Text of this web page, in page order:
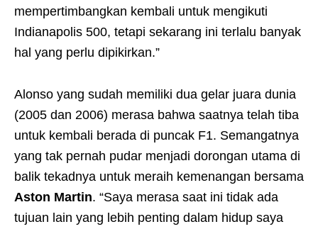
mempertimbangkan kembali untuk mengikuti
Indianapolis 500, tetapi sekarang ini terlalu banyak
hal yang perlu dipikirkan.”
Alonso yang sudah memiliki dua gelar juara dunia
(2005 dan 2006) merasa bahwa saatnya telah tiba
untuk kembali berada di puncak F1. Semangatnya
yang tak pernah pudar menjadi dorongan utama di
balik tekadnya untuk meraih kemenangan bersama
Aston Martin. “Saya merasa saat ini tidak ada
tujuan lain yang lebih penting dalam hidup saya